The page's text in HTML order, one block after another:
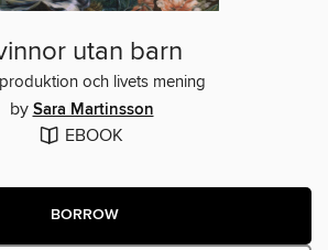
utan barn
och livets mening
by Sara Martinsson
EBOOK
BORROW